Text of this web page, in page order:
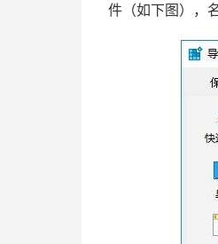
件（如下图），